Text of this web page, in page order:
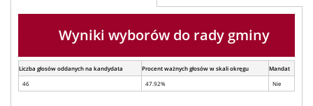
Wyniki wyborów do rady gminy
Liczba głosów oddanych na kandydata Procent ważnych głosów w skali okręgu
Mandat
46
47.92% Nie